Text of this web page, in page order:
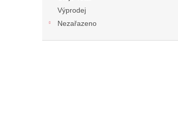
Výprodej
Nezařazeno